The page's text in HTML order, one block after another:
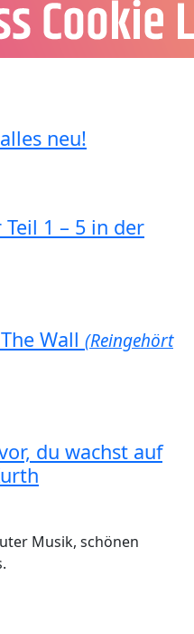
neu!
1 – 5 in der
Wall (Reingehört
du wachst auf
Musik, schönen